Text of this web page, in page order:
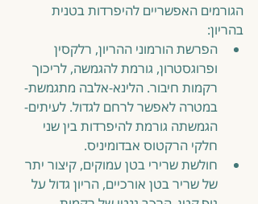
הגורמים האפשריים להיפרדות בטנית
בהריון:
הפרשת הורמוני ההריון, רלקסין
ופרוגסטרון, גורמת להגמשה, לריכוך
רקמות חיבור. הלינא-אלבה מתגמשת-
במטרה לאפשר לרחם לגדול. לעיתים-
הגמשתה גורמת להיפרדות בין שני
חלקי הרקטוס אבדומיניס.
חולשת שרירי בטן עמוקים, קיצור יתר
של שריר בטן אורכיים, הריון גדול על